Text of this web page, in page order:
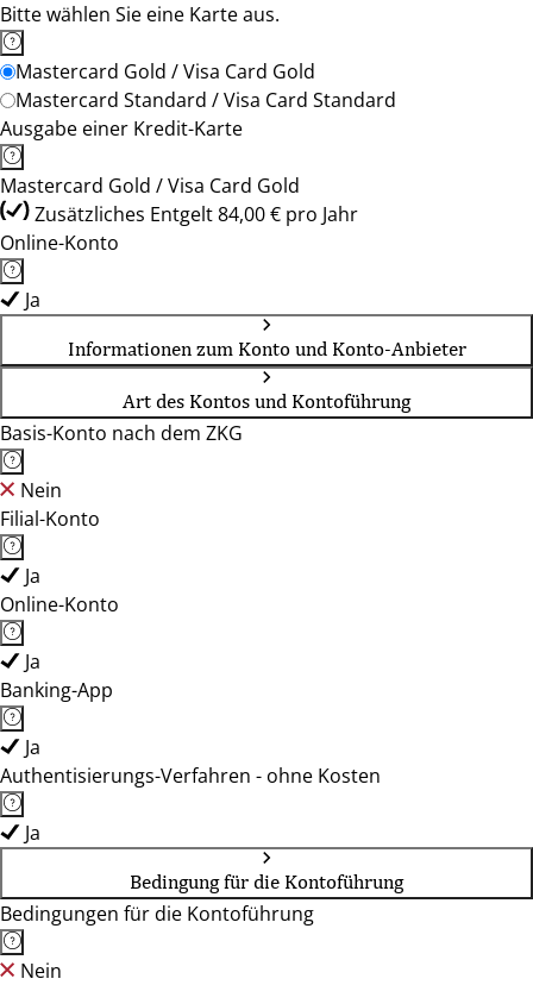
Bitte wählen Sie eine Karte aus.
Mastercard Gold / Visa Card Gold
Mastercard Standard / Visa Card Standard
Ausgabe einer Kredit-Karte
Mastercard Gold / Visa Card Gold
Zusätzliches Entgelt 84,00 € pro Jahr
Online-Konto
Ja
Informationen zum Konto und Konto-Anbieter
Art des Kontos und Kontoführung
Basis-Konto nach dem ZKG
Nein
Filial-Konto
Ja
Online-Konto
Ja
Banking-App
Ja
Authentisierungs-Verfahren - ohne Kosten
Ja
Bedingung für die Kontoführung
Bedingungen für die Kontoführung
Nein